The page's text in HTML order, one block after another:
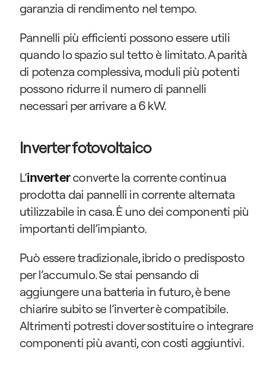
garanzia di rendimento nel tempo.
Pannelli più efficienti possono essere utili
quando lo spazio sul tetto è limitato. A parità
di potenza complessiva, moduli più potenti
possono ridurre il numero di pannelli
necessari per arrivare a 6 kW.
Inverter fotovoltaico
L’inverter converte la corrente continua
prodotta dai pannelli in corrente alternata
utilizzabile in casa. È uno dei componenti più
importanti dell’impianto.
Può essere tradizionale, ibrido o predisposto
per l’accumulo. Se stai pensando di
aggiungere una batteria in futuro, è bene
chiarire subito se l’inverter è compatibile.
Altrimenti potresti dover sostituire o integrare
componenti più avanti, con costi aggiuntivi.